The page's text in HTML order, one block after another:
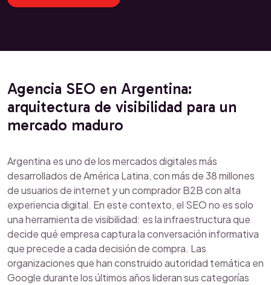
Agencia SEO en Argentina:
arquitectura de visibilidad para un
mercado maduro
Argentina es uno de los mercados digitales más
desarrollados de América Latina, con más de 38 millones
de usuarios de internet y un comprador B2B con alta
experiencia digital. En este contexto, el SEO no es solo
una herramienta de visibilidad: es la infraestructura que
decide qué empresa captura la conversación informativa
que precede a cada decisión de compra. Las
organizaciones que han construido autoridad temática en
Google durante los últimos años lideran sus categorías